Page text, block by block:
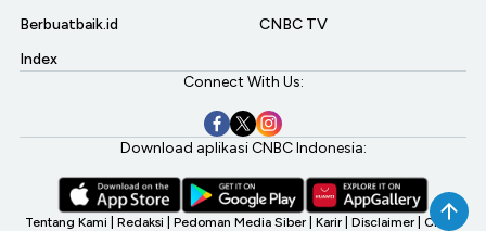
Berbuatbaik.id
Index
CNBC TV
Connect With Us:
Download aplikasi CNBC Indonesia:
Tentang Kami Redaksi Pedoman Media Siber Karir Disclaimer CNBC